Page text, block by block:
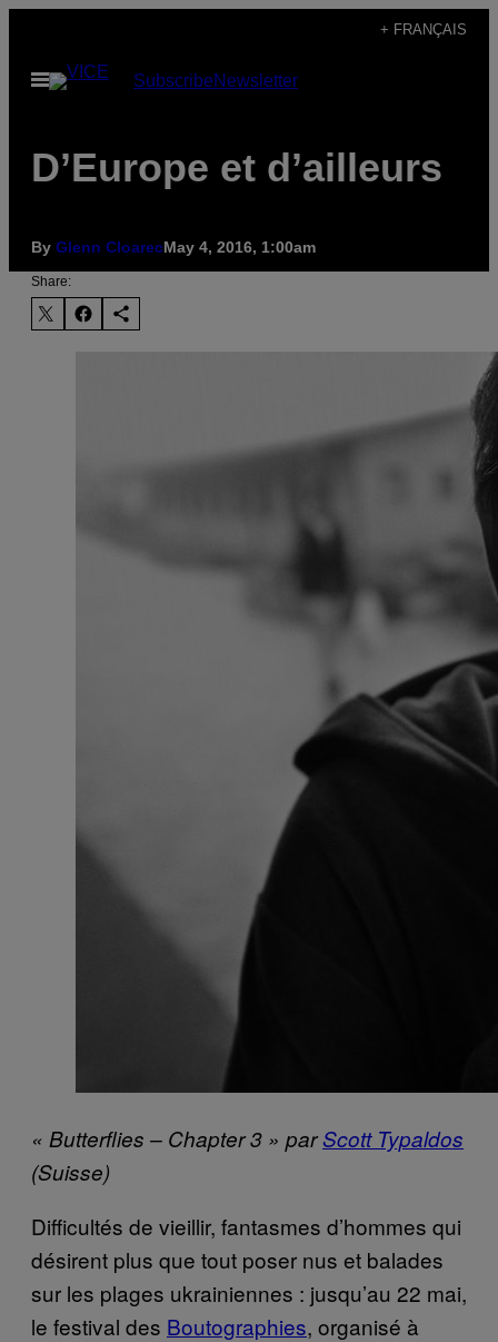
content
+ FRANÇAIS
Open
Menu
SubscribeNewsletter
D’Europe et d’ailleurs
By Glenn CloarecMay 4, 2016, 1:00am
Share:
« Butterflies – Chapter 3 » parScott Typaldos
(Suisse)
Difficultés de vieillir, fantasmes d’hommes qui
désirent plus que tout poser nus et balades
sur les plages ukrainiennes : jusqu’au 22 mai,
le festival des Boutographies, organisé à